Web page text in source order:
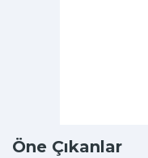
Öne Çıkanlar